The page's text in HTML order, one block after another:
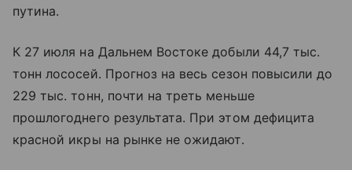
путина.
К 27 июля на Дальнем Востоке добыли 44,7 тыс.
тонн лососей. Прогноз на весь сезон повысили до
229 тыс. тонн, почти на треть меньше
прошлогоднего результата. При этом дефицита
красной икры на рынке не ожидают.